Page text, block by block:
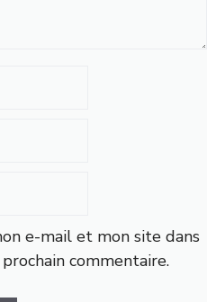
e-mail et mon site dans
commentaire.